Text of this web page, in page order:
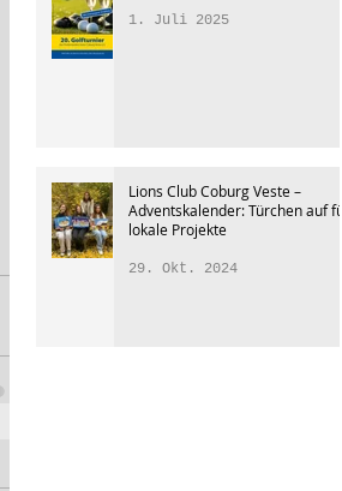
1. Juli 2025
Lions Club Coburg Veste –
Adventskalender: Türchen auf für
lokale Projekte
29. Okt. 2024